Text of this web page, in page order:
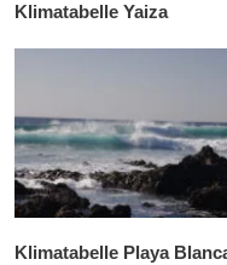
Klimatabelle Yaiza
Klimatabelle Playa